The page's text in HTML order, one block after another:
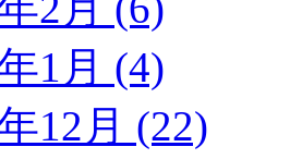
1月 (4)
12月 (22)